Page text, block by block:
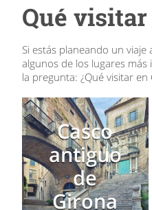
Qué
Si estás planeando un viaje
algunos de los lugares
la pregunta: ¿Qué visitar en
Casco
antiguo
de
Girona